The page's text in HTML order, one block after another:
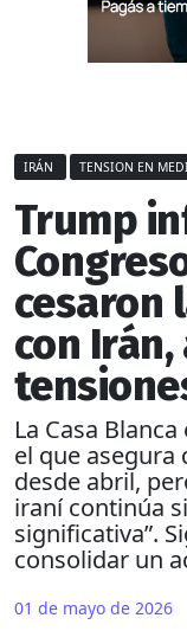
IRÁN TENSION EN
Trump
cesaron
con
La Casa
el que
desde abril,
iraní continúa
significativa”.
consolidar un
01 de mayo de 2026